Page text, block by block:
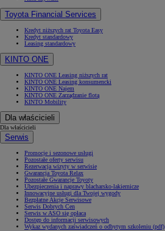
Toyota Financial Services
Kredyt niższych rat Toyota Easy
Kredyt standardowy
Leasing standardowy
KINTO ONE
KINTO ONE Leasing niższych rat
KINTO ONE Leasing konsumencki
KINTO ONE Najem
KINTO ONE Zarządzanie flotą
KINTO Mobility
Dla właścicieli
Dla właścicieli
Serwis
Promocje i sezonowe usługi
Pozostałe oferty serwisu
Rezerwacja wizyty w serwisie
Gwarancja Toyota Relax
Pozostałe Gwarancje Toyoty
Ubezpieczenia i naprawy blacharsko-lakiernicze
Innowacyjne usługi dla Twojej wygody
Bezpłatne Akcje Serwisowe
Serwis Dobrych Cen
Serwis w ASO się opłaca
Dostęp do informacji serwisowych
Wykaz wydanych zaświadczeń o odbytym szkoleniu (pdf)